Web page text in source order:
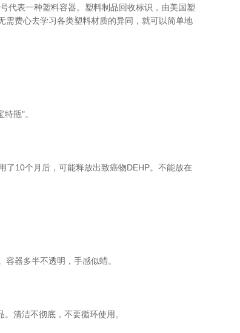
代表一种塑料容器。塑料制品回收标识，由美国塑
费心去学习各类塑料材质的异同，就可以简单地
瓶"。
10个月后，可能释放出致癌物DEHP。不能放在
器多半不透明，手感似蜡。
清洁不彻底，不要循环使用。